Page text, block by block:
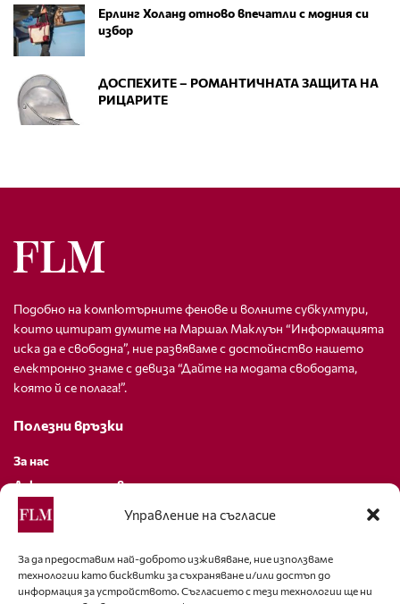
Управление на съгласие
За да предоставим най-доброто изживяване, ние използваме
технологии като бисквитки за съхраняване и/или достъп до
информация за устройството. Съгласието с тези технологии ще ни
Ерлинг Холанд отново впечатли с модния си
избор
ДОСПЕХИТЕ – РОМАНТИЧНАТА ЗАЩИТА НА
РИЦАРИТЕ
Подобно на компютърните фенове и волните субкултури,
които цитират думите на Маршал Маклуън “Информацията
иска да е свободна”, ние развяваме с достойнство нашето
електронно знаме с девиза “Дайте на модата свободата,
която й се полага!”.
Полезни връзки
За нас
Декларация за поверителност
Политика за бисквитки
За контакти
editor@fashion-lifestyle.net